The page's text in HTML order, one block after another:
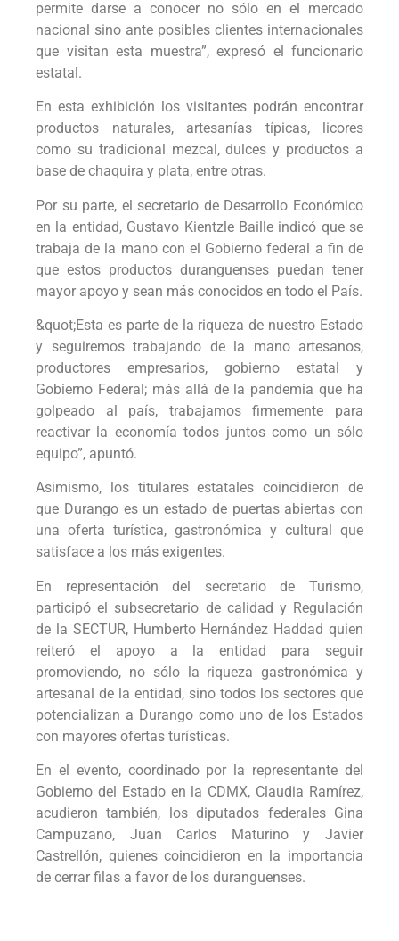
permite darse a conocer no sólo en el mercado
nacional sino ante posibles clientes internacionales
que visitan esta muestra”, expresó el funcionario
estatal.
En esta exhibición los visitantes podrán encontrar
productos naturales, artesanías típicas, licores
como su tradicional mezcal, dulces y productos a
base de chaquira y plata, entre otras.
Por su parte, el secretario de Desarrollo Económico
en la entidad, Gustavo Kientzle Baille indicó que se
trabaja de la mano con el Gobierno federal a fin de
que estos productos duranguenses puedan tener
mayor apoyo y sean más conocidos en todo el País.
&quot;Esta es parte de la riqueza de nuestro Estado
y seguiremos trabajando de la mano artesanos,
productores empresarios, gobierno estatal y
Gobierno Federal; más allá de la pandemia que ha
golpeado al país, trabajamos firmemente para
reactivar la economía todos juntos como un sólo
equipo”, apuntó.
Asimismo, los titulares estatales coincidieron de
que Durango es un estado de puertas abiertas con
una oferta turística, gastronómica y cultural que
satisface a los más exigentes.
En representación del secretario de Turismo,
participó el subsecretario de calidad y Regulación
de la SECTUR, Humberto Hernández Haddad quien
reiteró el apoyo a la entidad para seguir
promoviendo, no sólo la riqueza gastronómica y
artesanal de la entidad, sino todos los sectores que
potencializan a Durango como uno de los Estados
con mayores ofertas turísticas.
En el evento, coordinado por la representante del
Gobierno del Estado en la CDMX, Claudia Ramírez,
acudieron también, los diputados federales Gina
Campuzano, Juan Carlos Maturino y Javier
Castrellón, quienes coincidieron en la importancia
de cerrar filas a favor de los duranguenses.